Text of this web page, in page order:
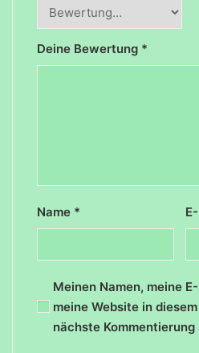
Deine Bewertung *
Name *
Meinen Namen, meine
meine Website in
nächste